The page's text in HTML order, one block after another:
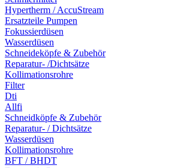
Hypertherm / AccuStream
Ersatzteile Pumpen
Fokussierdüsen
Wasserdüsen
Schneideköpfe & Zubehör
Reparatur- /Dichtsätze
Kollimationsrohre
Filter
Dti
Allfi
Schneidköpfe & Zubehör
Reparatur- / Dichtsätze
Wasserdüsen
Kollimationsrohre
BFT / BHDT